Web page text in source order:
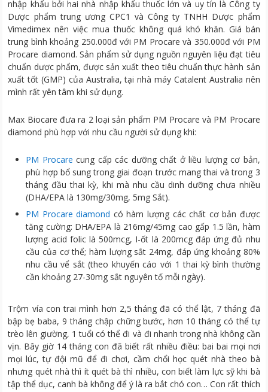
nhập khẩu bởi hai nhà nhập khẩu thuốc lớn và uy tín là Công ty
Dược phẩm trung ương CPC1 và Công ty TNHH Dược phẩm
Vimedimex nên việc mua thuốc không quá khó khăn. Giá bán
trung bình khoảng 250.000đ với PM Procare và 350.000đ với PM
Procare diamond. Sản phẩm sử dụng nguồn nguyên liệu đạt tiêu
chuẩn dược phẩm, được sản xuất theo tiêu chuẩn thực hành sản
xuất tốt (GMP) của Australia, tại nhà máy Catalent Australia nên
mình rất yên tâm khi sử dụng.
Max Biocare đưa ra 2 loại sản phẩm PM Procare và PM Procare
diamond phù hợp với nhu cầu người sử dụng khi:
PM Procare cung cấp các dưỡng chất ở liều lượng cơ bản,
phù hợp bổ sung trong giai đoạn trước mang thai và trong 3
tháng đầu thai kỳ, khi mà nhu cầu dinh dưỡng chưa nhiều
(DHA/EPA là 130mg/30mg, 5mg Sắt).
PM Procare diamond có hàm lượng các chất cơ bản được
tăng cường: DHA/EPA là 216mg/45mg cao gấp 1.5 lần, hàm
lượng acid folic là 500mcg, I-ốt là 200mcg đáp ứng đủ nhu
cầu của cơ thể; hàm lượng sắt 24mg, đáp ứng khoảng 80%
nhu cầu vể sắt (theo khuyến cáo với 1 thai kỳ bình thường
cần khoảng 27-30mg sắt nguyên tố mỗi ngày).
Trộm vía con trai mình hơn 2,5 tháng đã có thể lật, 7 tháng đã
bập bẹ baba, 9 tháng chập chững bước, hơn 10 tháng có thể tự
trèo lên giường, 1 tuổi có thể đi và đi nhanh trong nhà không cần
vịn. Bây giờ 14 tháng con đã biết rất nhiều điều: bai bai mọi nơi
mọi lúc, tự đội mũ để đi chơi, cầm chổi học quét nhà theo bà
nhưng quét nhà thì ít quét bà thì nhiều, con biết làm lực sỹ khi bà
tập thể dục, canh bà không để ý là ra bắt chó con… Con rất thích